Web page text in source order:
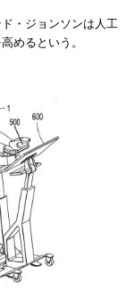
・ジョンソンは人工
めるという。